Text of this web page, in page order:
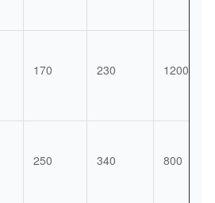
170 230 1200
250 340 800